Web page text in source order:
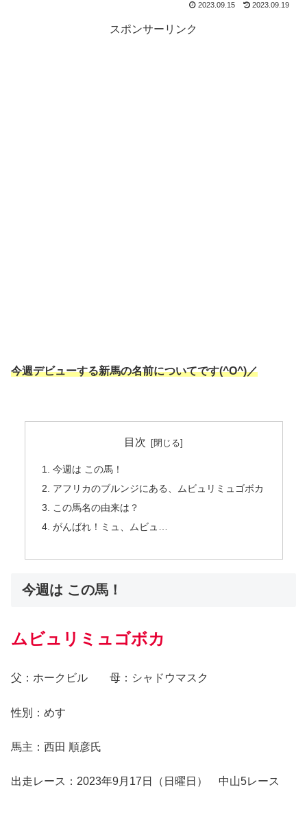
2023.09.15 2023.09.19
スポンサーリンク
今週デビューする新馬の名前についてです(^O^)／
目次
今週は この馬！
アフリカのブルンジにある、ムビュリミュゴボカ
この馬名の由来は？
がんばれ！ミュ、ムビュ…
今週は この馬！
ムビュリミュゴボカ
父：ホークビル 母：シャドウマスク
性別：めす
馬主：西田 順彦氏
出走レース：2023年9月17日（日曜日） 中山5レース